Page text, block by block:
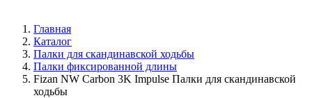
Главная
Каталог
Палки для скандинавской ходьбы
Палки фиксированной длины
Fizan NW Carbon 3K Impulse Палки для скандинавской
ходьбы